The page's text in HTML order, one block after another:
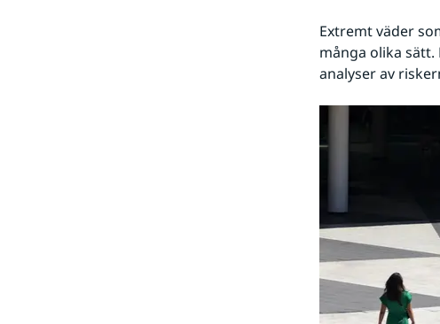
Extremt väder
många olika
analyser av